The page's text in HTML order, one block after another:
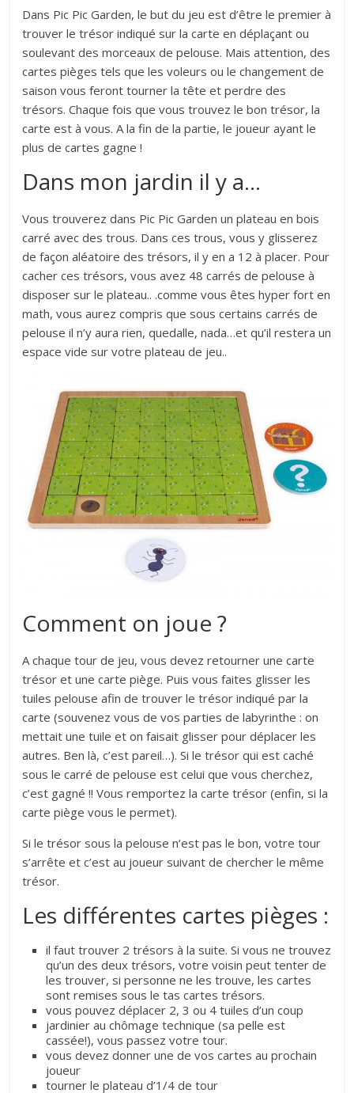
Dans Pic Pic Garden, le but du jeu est d’être le premier à
trouver le trésor indiqué sur la carte en déplaçant ou
soulevant des morceaux de pelouse. Mais attention, des
cartes pièges tels que les voleurs ou le changement de
saison vous feront tourner la tête et perdre des
trésors. Chaque fois que vous trouvez le bon trésor, la
carte est à vous. A la fin de la partie, le joueur ayant le
plus de cartes gagne !
Dans mon jardin il y a…
Vous trouverez dans Pic Pic Garden un plateau en bois
carré avec des trous. Dans ces trous, vous y glisserez
de façon aléatoire des trésors, il y en a 12 à placer. Pour
cacher ces trésors, vous avez 48 carrés de pelouse à
disposer sur le plateau.. .comme vous êtes hyper fort en
math, vous aurez compris que sous certains carrés de
pelouse il n’y aura rien, quedalle, nada…et qu’il restera un
espace vide sur votre plateau de jeu..
Comment on joue ?
A chaque tour de jeu, vous devez retourner une carte
trésor et une carte piège. Puis vous faites glisser les
tuiles pelouse afin de trouver le trésor indiqué par la
carte (souvenez vous de vos parties de labyrinthe : on
mettait une tuile et on faisait glisser pour déplacer les
autres. Ben là, c’est pareil…). Si le trésor qui est caché
sous le carré de pelouse est celui que vous cherchez,
c’est gagné !! Vous remportez la carte trésor (enfin, si la
carte piège vous le permet).
Si le trésor sous la pelouse n’est pas le bon, votre tour
s’arrête et c’est au joueur suivant de chercher le même
trésor.
Les différentes cartes pièges :
il faut trouver 2 trésors à la suite. Si vous ne trouvez
qu’un des deux trésors, votre voisin peut tenter de
les trouver, si personne ne les trouve, les cartes
sont remises sous le tas cartes trésors.
vous pouvez déplacer 2, 3 ou 4 tuiles d’un coup
jardinier au chômage technique (sa pelle est
cassée!), vous passez votre tour.
vous devez donner une de vos cartes au prochain
joueur
tourner le plateau d’1/4 de tour